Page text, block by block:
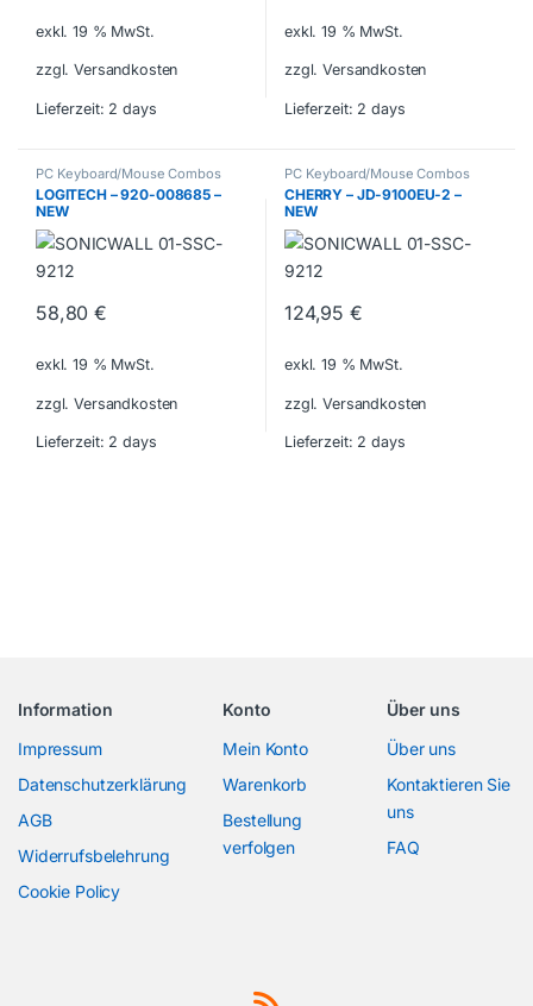
exkl. 19 % MwSt.
zzgl. Versandkosten
Lieferzeit: 2 days
exkl. 19 % MwSt.
zzgl. Versandkosten
Lieferzeit: 2 days
PC Keyboard/Mouse Combos
LOGITECH – 920-008685 –
NEW
58,80€
exkl. 19 % MwSt.
zzgl. Versandkosten
Lieferzeit: 2 days
PC Keyboard/Mouse Combos
CHERRY – JD-9100EU-2 –
NEW
124,95€
exkl. 19 % MwSt.
zzgl. Versandkosten
Lieferzeit: 2 days
Information
Impressum
Datenschutzerklärung
AGB
Widerrufsbelehrung
Cookie Policy
Konto
Mein Konto
Warenkorb
Bestellung
verfolgen
Über uns
Über uns
Kontaktieren Sie
uns
FAQ